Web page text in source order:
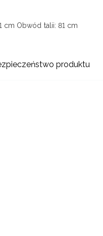
cm Obwód talii: 81 cm
produktu